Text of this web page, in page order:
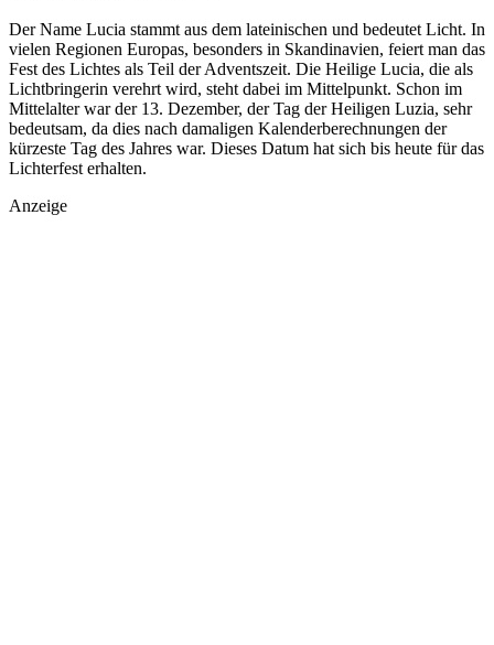
Der Name Lucia stammt aus dem lateinischen und bedeutet Licht. In
vielen Regionen Europas, besonders in Skandinavien, feiert man das
Fest des Lichtes als Teil der Adventszeit. Die Heilige Lucia, die als
Lichtbringerin verehrt wird, steht dabei im Mittelpunkt. Schon im
Mittelalter war der 13. Dezember, der Tag der Heiligen Luzia, sehr
bedeutsam, da dies nach damaligen Kalenderberechnungen der
kürzeste Tag des Jahres war. Dieses Datum hat sich bis heute für das
Lichterfest erhalten.
Anzeige